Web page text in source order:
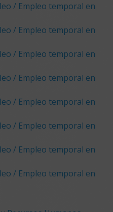
/ Empleo temporal en
/ Empleo temporal en
/ Empleo temporal en
/ Empleo temporal en
/ Empleo temporal en
/ Empleo temporal en
/ Empleo temporal en
/ Empleo temporal en